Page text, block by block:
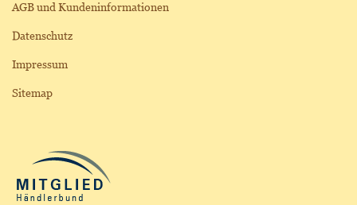
AGB und Kundeninformationen
Datenschutz
Impressum
Sitemap